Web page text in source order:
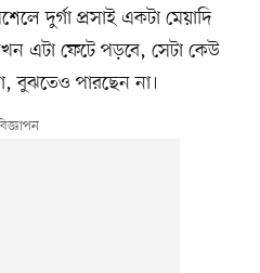
দুর্গা প্রসাই একটা মেয়াদি
এটা ফেটে পড়বে, সেটা কেউ
বুঝতেও পারছেন না।